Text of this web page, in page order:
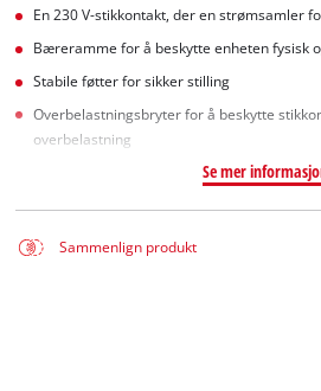
En 230 V-stikkontakt, der en strømsamler
Bæreramme for å beskytte enheten fysisk
Stabile føtter for sikker stilling
Overbelastningsbryter for å beskytte
overbelastning
Se mer
Sammenlign produkt